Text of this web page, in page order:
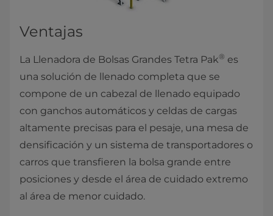
Ventajas
La Llenadora de Bolsas Grandes Tetra Pak® es
una solución de llenado completa que se
compone de un cabezal de llenado equipado
con ganchos automáticos y celdas de cargas
altamente precisas para el pesaje, una mesa de
densificación y un sistema de transportadores o
carros que transfieren la bolsa grande entre
posiciones y desde el área de cuidado extremo
al área de menor cuidado.